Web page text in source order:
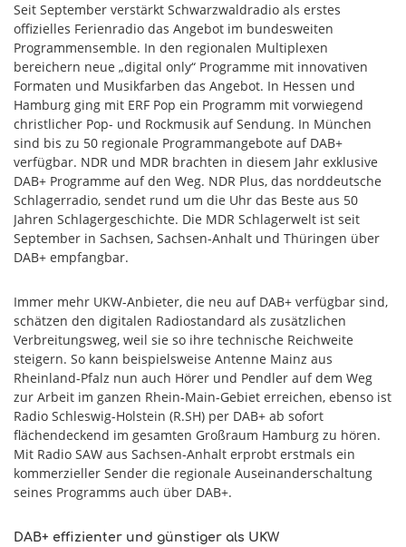
Seit September verstärkt Schwarzwaldradio als erstes
offizielles Ferienradio das Angebot im bundesweiten
Programmensemble. In den regionalen Multiplexen
bereichern neue „digital only“ Programme mit innovativen
Formaten und Musikfarben das Angebot. In Hessen und
Hamburg ging mit ERF Pop ein Programm mit vorwiegend
christlicher Pop- und Rockmusik auf Sendung. In München
sind bis zu 50 regionale Programmangebote auf DAB+
verfügbar. NDR und MDR brachten in diesem Jahr exklusive
DAB+ Programme auf den Weg. NDR Plus, das norddeutsche
Schlagerradio, sendet rund um die Uhr das Beste aus 50
Jahren Schlagergeschichte. Die MDR Schlagerwelt ist seit
September in Sachsen, Sachsen-Anhalt und Thüringen über
DAB+ empfangbar.
Immer mehr UKW-Anbieter, die neu auf DAB+ verfügbar sind,
schätzen den digitalen Radiostandard als zusätzlichen
Verbreitungsweg, weil sie so ihre technische Reichweite
steigern. So kann beispielsweise Antenne Mainz aus
Rheinland-Pfalz nun auch Hörer und Pendler auf dem Weg
zur Arbeit im ganzen Rhein-Main-Gebiet erreichen, ebenso ist
Radio Schleswig-Holstein (R.SH) per DAB+ ab sofort
flächendeckend im gesamten Großraum Hamburg zu hören.
Mit Radio SAW aus Sachsen-Anhalt erprobt erstmals ein
kommerzieller Sender die regionale Auseinanderschaltung
seines Programms auch über DAB+.
DAB+ effizienter und günstiger als UKW